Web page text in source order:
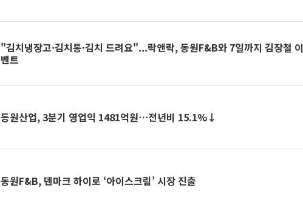
"김치냉장고·김치통·김치 드려요"...락앤락, 동원F&B와 7일까지 김장철 이
벤트
동원산업, 3분기 영업익 1481억원⋯전년비 15.1%↓
동원F&B, 덴마크 하이로 ‘아이스크림’ 시장 진출